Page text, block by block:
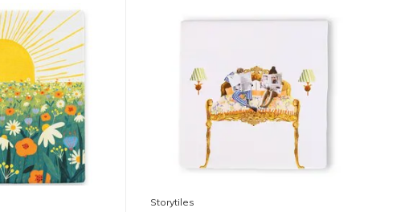
Storytiles